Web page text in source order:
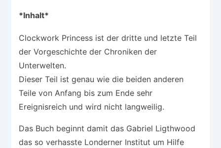
*Inhalt*
Clockwork Princess ist der dritte und letzte Teil
der Vorgeschichte der Chroniken der
Unterwelten.
Dieser Teil ist genau wie die beiden anderen
Teile von Anfang bis zum Ende sehr
Ereignisreich und wird nicht langweilig.
Das Buch beginnt damit das Gabriel Ligthwood
das so verhasste Londerner Institut um Hilfe